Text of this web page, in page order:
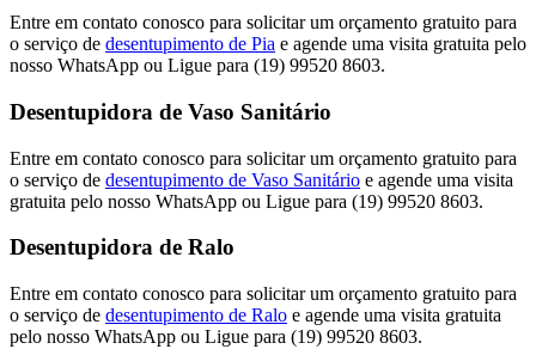
Entre em contato conosco para solicitar um orçamento gratuito para
o serviço de desentupimento de Pia e agende uma visita gratuita pelo
nosso WhatsApp ou Ligue para (19) 99520 8603.
Desentupidora de Vaso Sanitário
Entre em contato conosco para solicitar um orçamento gratuito para
o serviço de desentupimento de Vaso Sanitário e agende uma visita
gratuita pelo nosso WhatsApp ou Ligue para (19) 99520 8603.
Desentupidora de Ralo
Entre em contato conosco para solicitar um orçamento gratuito para
o serviço de desentupimento de Ralo e agende uma visita gratuita
pelo nosso WhatsApp ou Ligue para (19) 99520 8603.